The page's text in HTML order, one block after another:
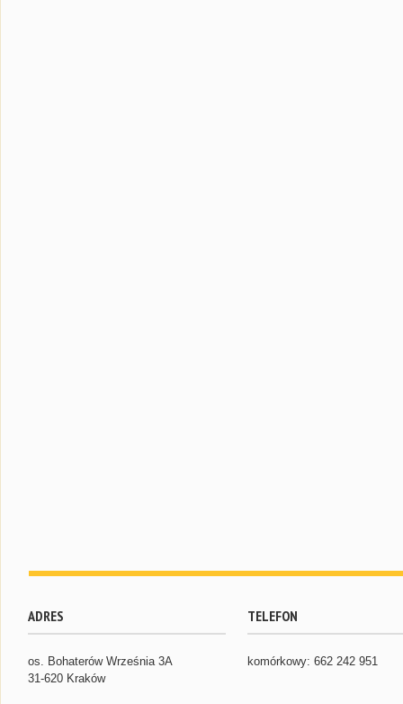
ADRES
os. Bohaterów Września 3A
31-620 Kraków
TELEFON
komórkowy: 662 242 951